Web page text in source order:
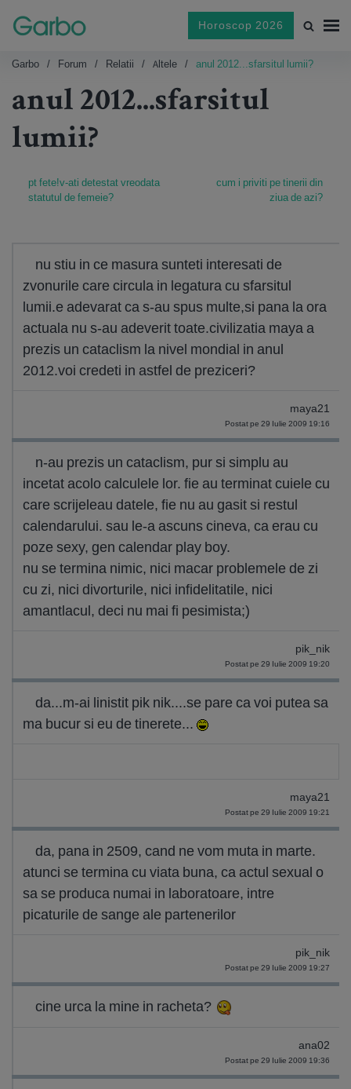
Horoscop 2026
Garbo Forum Relatii Altele anul 2012...sfarsitul lumii?
anul 2012...sfarsitul
lumii?
pt fete!v-ati detestat vreodata
statutul de femeie?
cum i priviti pe tinerii din
ziua de azi?
nu stiu in ce masura sunteti interesati de
zvonurile care circula in legatura cu sfarsitul
lumii.e adevarat ca s-au spus multe,si pana la ora
actuala nu s-au adeverit toate.civilizatia maya a
prezis un cataclism la nivel mondial in anul
2012.voi credeti in astfel de preziceri?
maya21
Postat pe 29 Iulie 2009 19:16
n-au prezis un cataclism, pur si simplu au
incetat acolo calculele lor. fie au terminat cuiele cu
care scrijeleau datele, fie nu au gasit si restul
calendarului. sau le-a ascuns cineva, ca erau cu
poze sexy, gen calendar play boy.
nu se termina nimic, nici macar problemele de zi
cu zi, nici divorturile, nici infidelitatile, nici
amantlacul, deci nu mai fi pesimista;)
pik_nik
Postat pe 29 Iulie 2009 19:20
da...m-ai linistit pik nik....se pare ca voi putea sa
ma bucur si eu de tinerete...
maya21
Postat pe 29 Iulie 2009 19:21
da, pana in 2509, cand ne vom muta in marte.
atunci se termina cu viata buna, ca actul sexual o
sa se produca numai in laboratoare, intre
picaturile de sange ale partenerilor
pik_nik
Postat pe 29 Iulie 2009 19:27
cine urca la mine in racheta?
ana02
Postat pe 29 Iulie 2009 19:36